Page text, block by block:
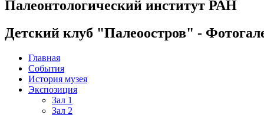
Палеонтологический институт РАН
Детский клуб "Палеоостров" -
Главная
События
История музея
Экспозиция
Зал 1
Зал 2